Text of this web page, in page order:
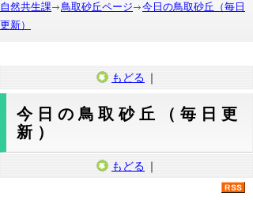
自然共生課
鳥取砂丘ページ
今日の鳥取砂丘（毎日
更新）
もどる ｜
今日の鳥取砂丘（毎日更
新）
もどる ｜